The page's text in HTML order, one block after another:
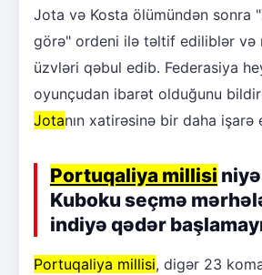
Jota və Kosta ölümündən sonra
görə" ordeni ilə təltif ediliblər və
üzvləri qəbul edib. Federasiya
oyunçudan ibarət olduğunu
Jotanın xatirəsinə bir daha işarə
Portuqaliya millisi
Kuboku seçmə
indiyə qədər
Portuqaliya millisi, digər 23